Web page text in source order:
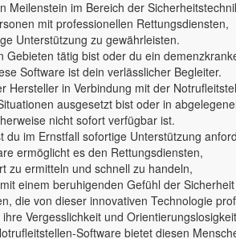
Meilenstein im Bereich der
mit professionellen Rettungsdiensten,
Unterstützung zu gewährleisten.
tätig bist oder du ein
Software ist dein verlässlicher Begleiter.
in Verbindung mit der
ausgesetzt bist oder in
nicht sofort verfügbar ist.
du im Ernstfall sofortige Unterstützung
ermöglicht es den Rettungsdiensten,
zu ermitteln und schnell zu handeln,
einem beruhigenden Gefühl der
die von dieser innovativen Technologie
Vergesslichkeit und
Software bietet diesen